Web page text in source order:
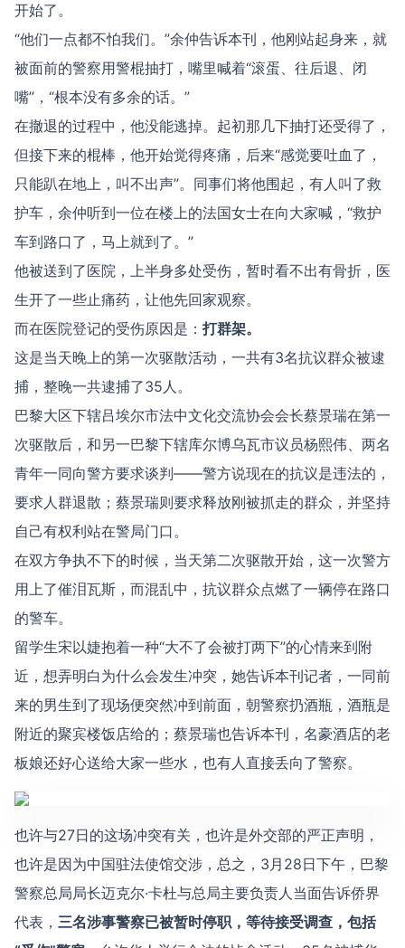
开始了。
“他们一点都不怕我们。”余仲告诉本刊，他刚站起身来，就
被面前的警察用警棍抽打，嘴里喊着“滚蛋、往后退、闭
嘴”，“根本没有多余的话。”
在撤退的过程中，他没能逃掉。起初那几下抽打还受得了，
但接下来的棍棒，他开始觉得疼痛，后来“感觉要吐血了，
只能趴在地上，叫不出声”。同事们将他围起，有人叫了救
护车，余仲听到一位在楼上的法国女士在向大家喊，“救护
车到路口了，马上就到了。”
他被送到了医院，上半身多处受伤，暂时看不出有骨折，医
生开了一些止痛药，让他先回家观察。
而在医院登记的受伤原因是： 打群架。
这是当天晚上的第一次驱散活动，一共有3名抗议群众被逮
捕，整晚一共逮捕了35人。
巴黎大区下辖吕埃尔市法中文化交流协会会长蔡景瑞在第一
次驱散后，和另一巴黎下辖库尔博乌瓦市议员杨熙伟、两名
青年一同向警方要求谈判——警方说现在的抗议是违法的，
要求人群退散；蔡景瑞则要求释放刚被抓走的群众，并坚持
自己有权利站在警局门口。
在双方争执不下的时候，当天第二次驱散开始，这一次警方
用上了催泪瓦斯，而混乱中，抗议群众点燃了一辆停在路口
的警车。
留学生宋以婕抱着一种“大不了会被打两下”的心情来到附
近，想弄明白为什么会发生冲突，她告诉本刊记者，一同前
来的男生到了现场便突然冲到前面，朝警察扔酒瓶，酒瓶是
附近的聚宾楼饭店给的；蔡景瑞也告诉本刊，名豪酒店的老
板娘还好心送给大家一些水，也有人直接丢向了警察。
也许与27日的这场冲突有关，也许是外交部的严正声明，
也许是因为中国驻法使馆交涉，总之，3月28日下午，巴黎
警察总局局长迈克尔·卡杜与总局主要负责人当面告诉侨界
代表， 三名涉事警察已被暂时停职，等待接受调查，包括